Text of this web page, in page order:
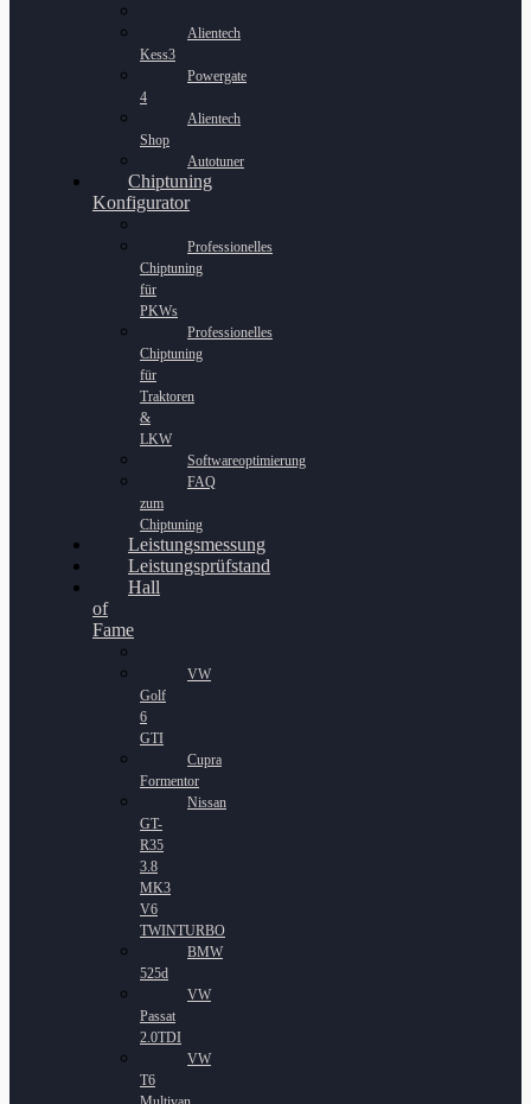
Alientech
Kess3
Powergate
4
Alientech
Shop
Autotuner
Chiptuning
Konfigurator
Professionelles
Chiptuning
für
PKWs
Professionelles
Chiptuning
für
Traktoren
&
LKW
Softwareoptimierung
FAQ
zum
Chiptuning
Leistungsmessung
Leistungsprüfstand
Hall
of
Fame
VW
Golf
6
GTI
Cupra
Formentor
Nissan
GT-
R35
3.8
MK3
V6
TWINTURBO
BMW
525d
VW
Passat
2.0TDI
VW
T6